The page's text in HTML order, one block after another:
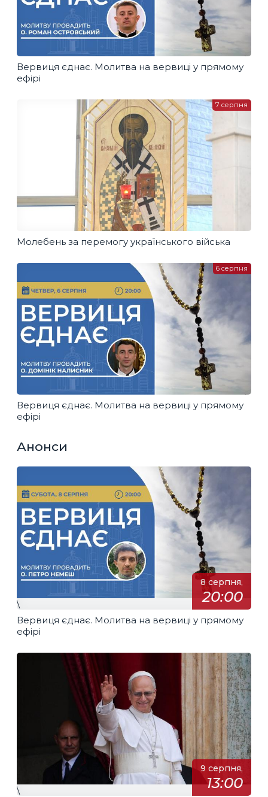
Вервиця єднає. Молитва на вервиці у прямому
ефірі
Молебень за перемогу українського війська
7 серпня
Вервиця єднає. Молитва на вервиці у прямому
ефірі
6 серпня
Анонси
8 серпня,
20:00
\
Вервиця єднає. Молитва на вервиці у прямому
ефірі
9 серпня,
13:00
\